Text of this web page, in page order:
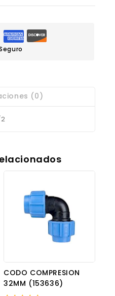
(0)
CODO COMPRESION
32MM (153636)